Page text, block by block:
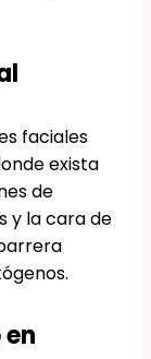
faciales
exista
de
y la cara de